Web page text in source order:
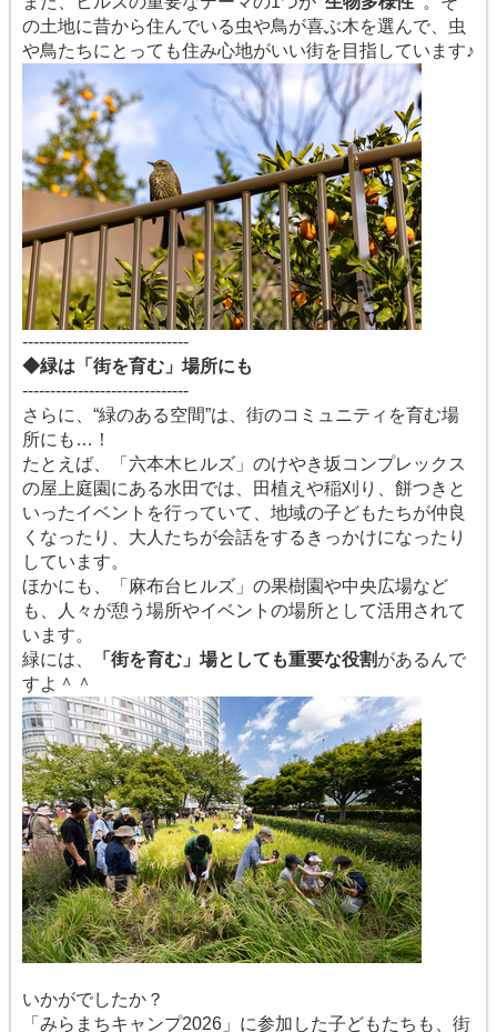
の土地に昔から住んでいる虫や鳥が喜ぶ木を選んで、虫
や鳥たちにとっても住み心地がいい街を目指しています♪
------------------------------
◆緑は「街を育む」場所にも
------------------------------
さらに、“緑のある空間”は、街のコミュニティを育む場
所にも…！
たとえば、「六本木ヒルズ」のけやき坂コンプレックス
の屋上庭園にある水田では、田植えや稲刈り、餅つきと
いったイベントを行っていて、地域の子どもたちが仲良
くなったり、大人たちが会話をするきっかけになったり
しています。
ほかにも、「麻布台ヒルズ」の果樹園や中央広場など
も、人々が憩う場所やイベントの場所として活用されて
います。
緑には、
「街を育む」場としても重要な役割があるんで
すよ＾＾
いかがでしたか？
「みらまちキャンプ2026」に参加した子どもたちも、街